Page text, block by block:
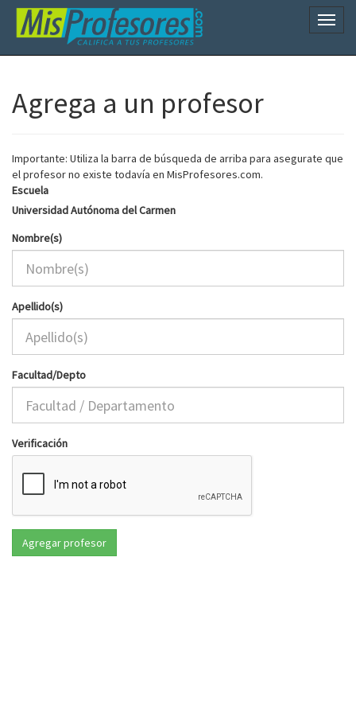
Agrega a un profesor
Importante: Utiliza la barra de búsqueda de arriba para asegurate que
el profesor no existe todavía en MisProfesores.com.
Escuela
Universidad Autónoma del Carmen
Nombre(s)
Apellido(s)
Facultad/Depto
Verificación